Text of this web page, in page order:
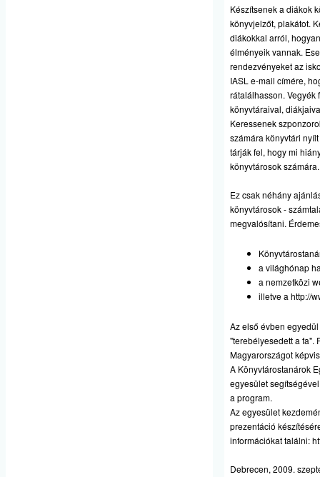
Készítsenek a diákok
könyvjelzőt, plakátot.
diákokkal arról,
élményeik vannak.
rendezvényeket az
IASL e-mail címére,
rátalálhasson. Vegyék
könyvtáraival,
Keressenek
számára könyvtári
tárják fel, hogy mi
könyvtárosok számára.
Ez csak néhány
könyvtárosok -
megvalósítani.
a világhónap
a nemzetközi
illetve a http://
Az első évben
"terebélyesedett a fa".
Magyarországot
A Könyvtárostanárok
egyesület
a program.
Az egyesület
prezentáció
információkat találni:
Debrecen, 2009.